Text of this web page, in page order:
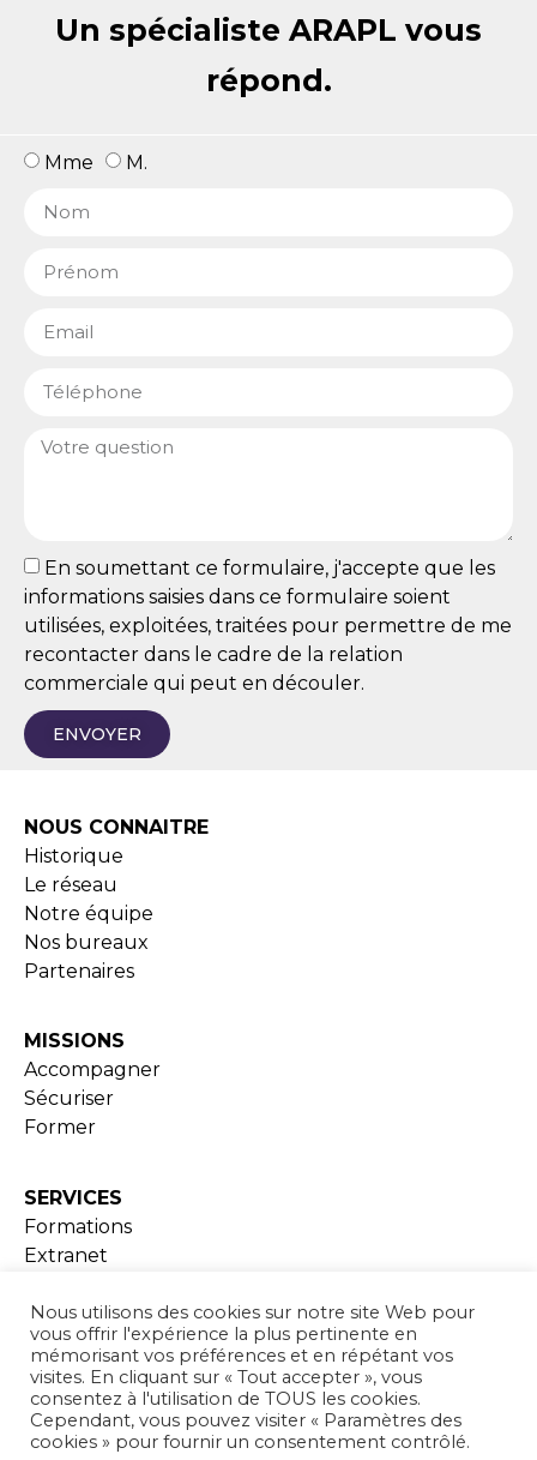
Un spécialiste ARAPL vous
répond.
Mme M.
En soumettant ce formulaire, j'accepte que les
informations saisies dans ce formulaire soient
utilisées, exploitées, traitées pour permettre de me
recontacter dans le cadre de la relation
commerciale qui peut en découler.
ENVOYER
NOUS CONNAITRE
Historique
Le réseau
Notre équipe
Nos bureaux
Partenaires
MISSIONS
Accompagner
Sécuriser
Former
SERVICES
Formations
Extranet
ADHESION
ACTUALITÉS
Nous utilisons des cookies sur notre site Web pour
vous offrir l'expérience la plus pertinente en
mémorisant vos préférences et en répétant vos
visites. En cliquant sur « Tout accepter », vous
consentez à l'utilisation de TOUS les cookies.
Cependant, vous pouvez visiter « Paramètres des
cookies » pour fournir un consentement contrôlé.